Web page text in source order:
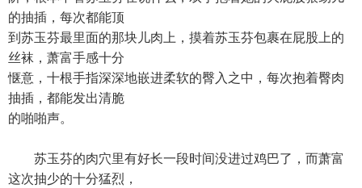
的抽插，每次都能顶
到苏玉芬最里面的那块儿肉上，摸着苏玉芬包裹在屁股上的
丝袜，萧富手感十分
惬意，十根手指深深地嵌进柔软的臀入之中，每次抱着臀肉
抽插，都能发出清脆
的啪啪声。
苏玉芬的肉穴里有好长一段时间没进过鸡巴了，而萧富
这次抽少的十分猛烈，